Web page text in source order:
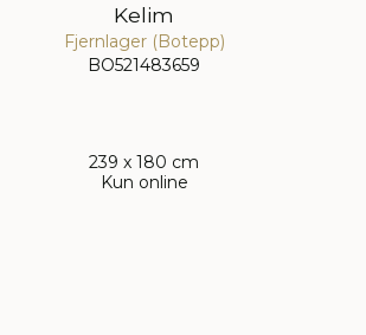
Kelim
Fjernlager (Botepp)
BO521483659
239 x 180 cm
Kun online